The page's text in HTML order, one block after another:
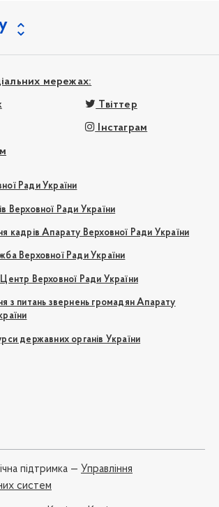
мережах:
Твіттер
Інстаграм
Ради України
Верховної Ради України
кадрів Апарату Верховної Ради України
Верховної Ради України
Верховної Ради України
з питань звернень громадян Апарату
державних органів України
підтримка — Управління
систем